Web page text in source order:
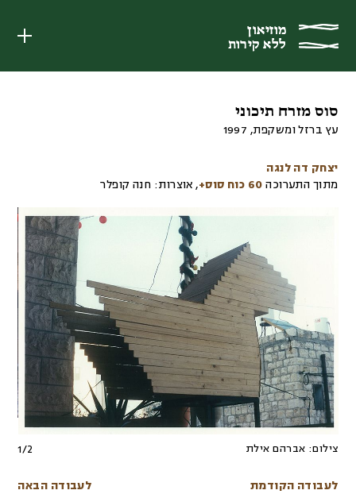
מוזיאון
ללא קירות
מוזיאון
ללא קירות
סוס מזרח תיכוני
עץ ברזל ומשקפת,
1997
יצחק דה לנגה
מתוך התערוכה 60 כוח סוס+ , אוצרות: חנה קופלר
צילום: אברהם אילת 1/2
לעבודה הקודמת לעבודה הבאה